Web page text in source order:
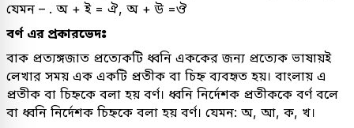
যেমন – . অ + ই = ঐ, অ + উ =ঔ
বর্ণ এর প্রকারভেদঃ
বাক প্রত্যঙ্গজাত প্রত্যেকটি ধ্বনি এককের জন্য প্রত্যেক ভাষায়ই
লেখার সময় এক একটি প্রতীক বা চিহ্ন ব্যবহৃত হয়। বাংলায় এ
প্রতীক বা চিহ্নকে বলা হয় বর্ণ। ধ্বনি নির্দেশক প্রতীককে বর্ণ বলে
বা ধ্বনি নির্দেশক চিহ্নকে বলা হয় বর্ণ। যেমন: অ, আ, ক, খ।